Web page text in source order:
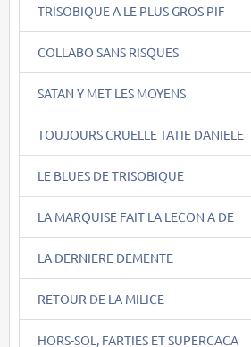
TRISOBIQUE A LE PLUS GROS PIF
COLLABO SANS RISQUES
SATAN Y MET LES MOYENS
TOUJOURS CRUELLE TATIE DANIELE
LE BLUES DE TRISOBIQUE
LA MARQUISE FAIT LA LECON A DE
LA DERNIERE DEMENTE
RETOUR DE LA MILICE
HORS-SOL, FARTIES ET SUPERCACA